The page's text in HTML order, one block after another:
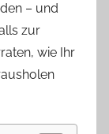
– und
zur
wie Ihr